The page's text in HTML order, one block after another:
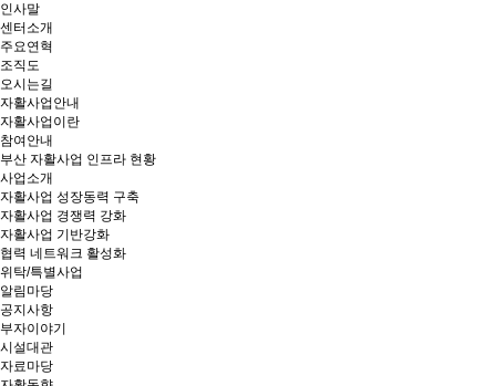
인사말
센터소개
주요연혁
조직도
오시는길
자활사업안내
자활사업이란
참여안내
부산 자활사업 인프라 현황
사업소개
자활사업 성장동력 구축
자활사업 경쟁력 강화
자활사업 기반강화
협력 네트워크 활성화
위탁/특별사업
알림마당
공지사항
부자이야기
시설대관
자료마당